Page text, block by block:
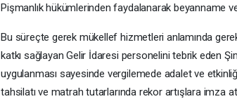
Pişmanlık hükümlerinden faydalanarak beyanname
Bu süreçte gerek mükellef hizmetleri anlamında
katkı sağlayan Gelir İdaresi personelini tebrik eden
uygulanması sayesinde vergilemede adalet ve
tahsilatı ve matrah tutarlarında rekor artışlara imza